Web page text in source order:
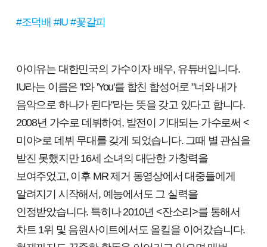
#조덕배 #IU #꽃갈피
아이유는 대한민국의 가수이자 배우, 유튜버입니다.
IU라는 이름은 'I'와 'You'를 합친 합성어로 "너와 내가
음악으로 하나가 된다"라는 뜻을 갖고 있다고 합니다.
2008년 가수로 데뷔하여, 발전이 기대되는 가수로써 <
미아>로 데뷔 무대를 갖게 되었습니다. 그때 별 관심을
받진 못했지만 16세 소녀의 대단한 가창력을
보여주었고, 이후 MR 제거 동영상에서 대중들에게
알려지기 시작해서, 예능에서도 그 실력을
인정받았습니다. 특히나 2010년 <잔소리>를 통해서
차트 1위 및 음원사이트에서도 올킬을 이어갔습니다.